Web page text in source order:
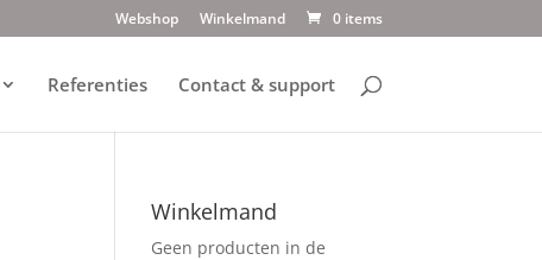
Webshop Winkelmand 0 items
Referenties Contact & support
Winkelmand
Geen producten in de